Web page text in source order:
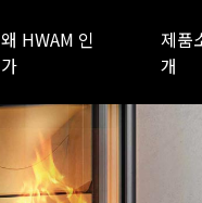
왜 HWAM 인
가
제품
개